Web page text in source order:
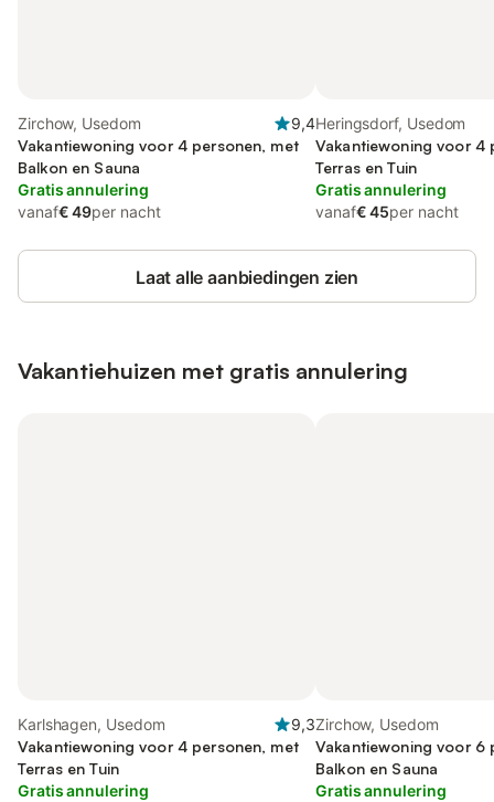
Zirchow, Usedom
9,4
Vakantiewoning voor 4 personen, met
Balkon en Sauna
Gratis annulering
vanaf€ 49per nacht
Heringsdorf, Usedom
Vakantiewoning voor 4
Terras en Tuin
Gratis annulering
vanaf€ 45per nacht
Laat alle aanbiedingen zien
Vakantiehuizen met gratis annulering
Karlshagen, Usedom
9,3
Vakantiewoning voor 4 personen, met
Terras en Tuin
Gratis annulering
Zirchow, Usedom
Vakantiewoning voor 6
Balkon en Sauna
Gratis annulering